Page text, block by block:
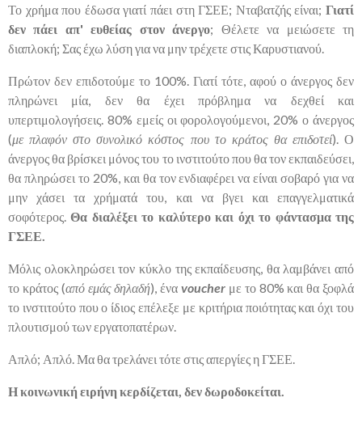
Το χρήμα που έδωσα γιατί πάει στη ΓΣΕΕ; Νταβατζής είναι; Γιατί
δεν πάει απ' ευθείας στον άνεργο; Θέλετε να μειώσετε τη
διαπλοκή; Σας έχω λύση για να μην τρέχετε στις Καρυστιανού.
Πρώτον δεν επιδοτούμε το 100%. Γιατί τότε, αφού ο άνεργος δεν
πληρώνει μία, δεν θα έχει πρόβλημα να δεχθεί και
υπερτιμολογήσεις. 80% εμείς οι φορολογούμενοι, 20% ο άνεργος
(με πλαφόν στο συνολικό κόστος που το κράτος θα επιδοτεί). Ο
άνεργος θα βρίσκει μόνος του το ινστιτούτο που θα τον εκπαιδεύσει,
θα πληρώσει το 20%, και θα τον ενδιαφέρει να είναι σοβαρό για να
μην χάσει τα χρήματά του, και να βγει και επαγγελματικά
σοφότερος.Θα διαλέξει το καλύτερο και όχι το φάντασμα της
ΓΣΕΕ.
Μόλις ολοκληρώσει τον κύκλο της εκπαίδευσης, θα λαμβάνει από
το κράτος (από εμάς δηλαδή), έναvoucher με το 80% και θα ξοφλά
το ινστιτούτο που ο ίδιος επέλεξε με κριτήρια ποιότητας και όχι του
πλουτισμού των εργατοπατέρων.
Απλό; Απλό. Μα θα τρελάνει τότε στις απεργίες η ΓΣΕΕ.
Η κοινωνική ειρήνη κερδίζεται, δεν δωροδοκείται.